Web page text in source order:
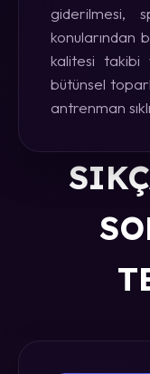
giderilmesi,
konularından
kalitesi takibi
bütünsel
antrenman